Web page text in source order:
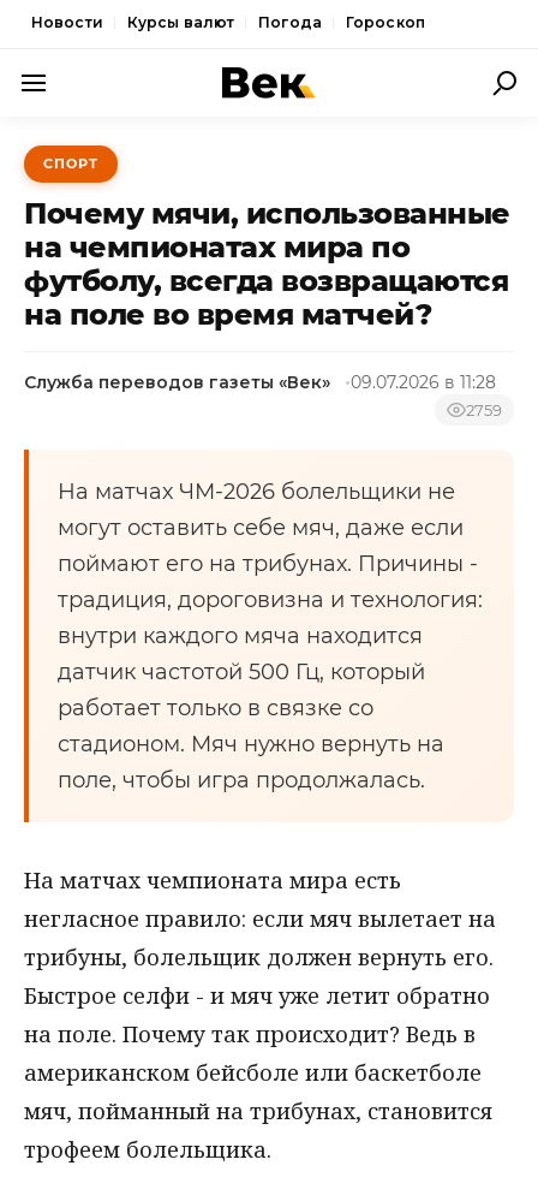
Новости Курсы валют Погода Гороскоп
ПОЛИТИКА
ЭКОНОМИКА
ОБЩЕСТВО
СПОРТ
КУЛЬТУРА
НОВОСТИ
СПОРТ
Почему мячи, использованные
на чемпионатах мира по
футболу, всегда возвращаются
на поле во время матчей?
Служба переводов газеты «Век» 09.07.2026 в 11:28
2759
На матчах ЧМ-2026 болельщики не
могут оставить себе мяч, даже если
поймают его на трибунах. Причины -
традиция, дороговизна и технология:
внутри каждого мяча находится
датчик частотой 500 Гц, который
работает только в связке со
стадионом. Мяч нужно вернуть на
поле, чтобы игра продолжалась.
На матчах чемпионата мира есть
негласное правило: если мяч вылетает на
трибуны, болельщик должен вернуть его.
Быстрое селфи - и мяч уже летит обратно
на поле. Почему так происходит? Ведь в
американском бейсболе или баскетболе
мяч, пойманный на трибунах, становится
трофеем болельщика.